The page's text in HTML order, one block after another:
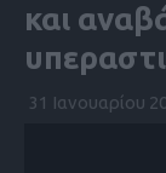
και
31 Ιανουαρίου